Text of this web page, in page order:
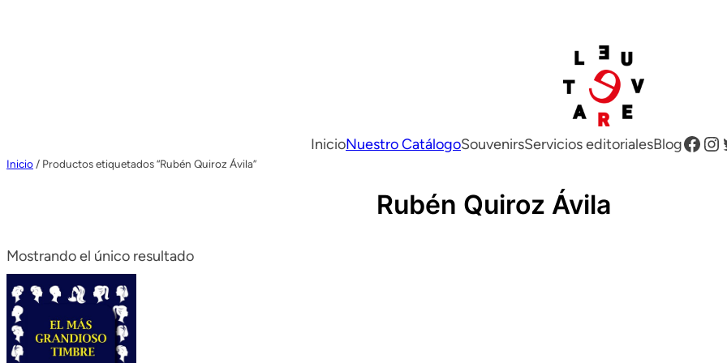
InicioNuestro CatálogoSouvenirsServicios editorialesBlogFacebook Instagram Twitter
Inicio / Productos etiquetados “Rubén Quiroz Ávila”
Rubén Quiroz Ávila
Mostrando el único resultado